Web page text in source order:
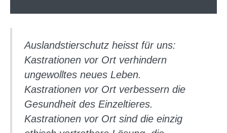
Auslandstierschutz heisst für uns:
Kastrationen vor Ort verhindern
ungewolltes neues Leben.
Kastrationen vor Ort verbessern die
Gesundheit des Einzeltieres.
Kastrationen vor Ort sind die einzig